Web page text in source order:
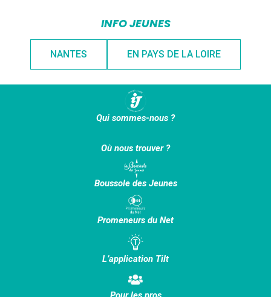
INFO JEUNES
NANTES EN PAYS DE LA LOIRE
Qui sommes-nous ?
Où nous trouver ?
Boussole des Jeunes
Promeneurs du Net
L’application Tilt